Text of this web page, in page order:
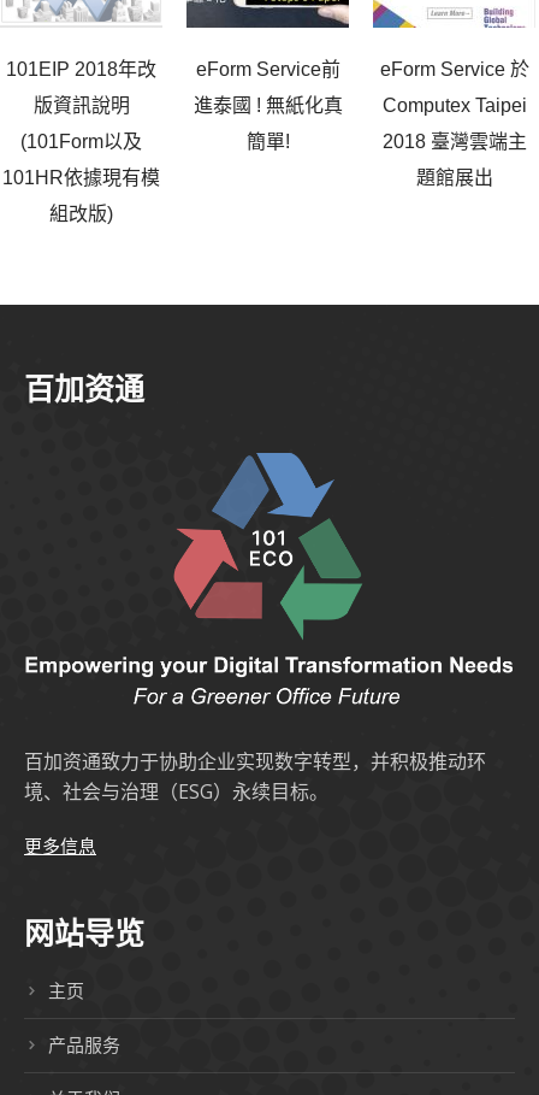
101EIP 2018年改
版資訊說明
(101Form以及
101HR依據現有模
組改版)
eForm Service前
進泰國 ! 無紙化真
簡單!
eForm Service 於
Computex Taipei
2018 臺灣雲端主
題館展出
百加资通
百加资通致力于协助企业实现数字转型，并积极推动环
境、社会与治理（ESG）永续目标。
更多信息
网站导览
主页
产品服务